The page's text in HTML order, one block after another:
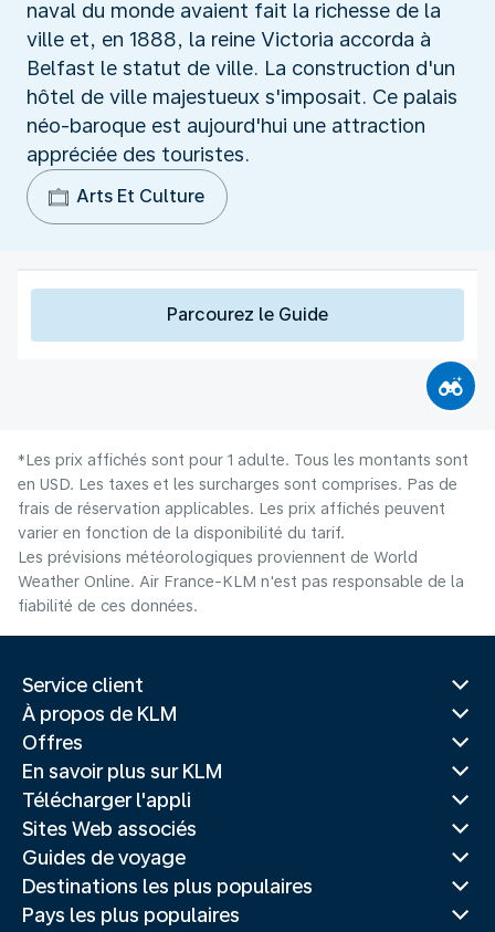
naval du monde avaient fait la richesse de la
ville et, en 1888, la reine Victoria accorda à
Belfast le statut de ville. La construction d'un
hôtel de ville majestueux s'imposait. Ce palais
néo-baroque est aujourd'hui une attraction
appréciée des touristes.
Arts Et Culture
Parcourez le Guide
*Les prix affichés sont pour 1 adulte. Tous les montants sont
en USD. Les taxes et les surcharges sont comprises. Pas de
frais de réservation applicables. Les prix affichés peuvent
varier en fonction de la disponibilité du tarif.
Les prévisions météorologiques proviennent de World
Weather Online. Air France-KLM n'est pas responsable de la
fiabilité de ces données.
Service client
À propos de KLM
Offres
En savoir plus sur KLM
Télécharger l'appli
Sites Web associés
Guides de voyage
Destinations les plus populaires
Pays les plus populaires